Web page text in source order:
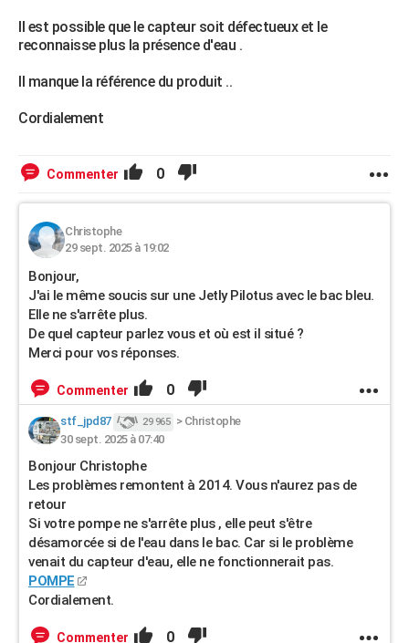
Il est possible que le capteur soit défectueux et le
reconnaisse plus la présence d'eau .
Il manque la référence du produit ..
Cordialement
Commenter 0
Christophe
29 sept. 2025 à 19:02
Bonjour,
J'ai le même soucis sur une Jetly Pilotus avec le bac bleu.
Elle ne s'arrête plus.
De quel capteur parlez vous et où est il situé ?
Merci pour vos réponses.
Commenter 0
stf_jpd87 29 965 > Christophe
30 sept. 2025 à 07:40
Bonjour Christophe
Les problèmes remontent à 2014. Vous n'aurez pas de
retour
Si votre pompe ne s'arrête plus , elle peut s'être
désamorcée si de l'eau dans le bac. Car si le problème
venait du capteur d'eau, elle ne fonctionnerait pas.
POMPE
Cordialement.
Commenter 0